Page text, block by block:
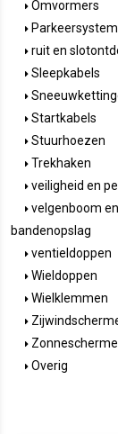
Omvormers
ruit en
Sleepkabels
Startkabels
Stuurhoezen
Trekhaken
veiligheid en
velgenboom en
bandenopslag
ventieldoppen
Wieldoppen
Wielklemmen
Overig